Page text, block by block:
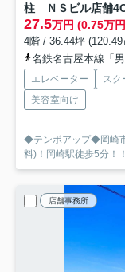
柱 ＮＳビル店舗
27.5万円 (0.75万
4階 / 36.44坪
名鉄名古屋本線「
エレベーター スク
美容室向け
◆テンポアップ◆岡崎
料)！岡崎駅徒歩5分！
店舗事務所